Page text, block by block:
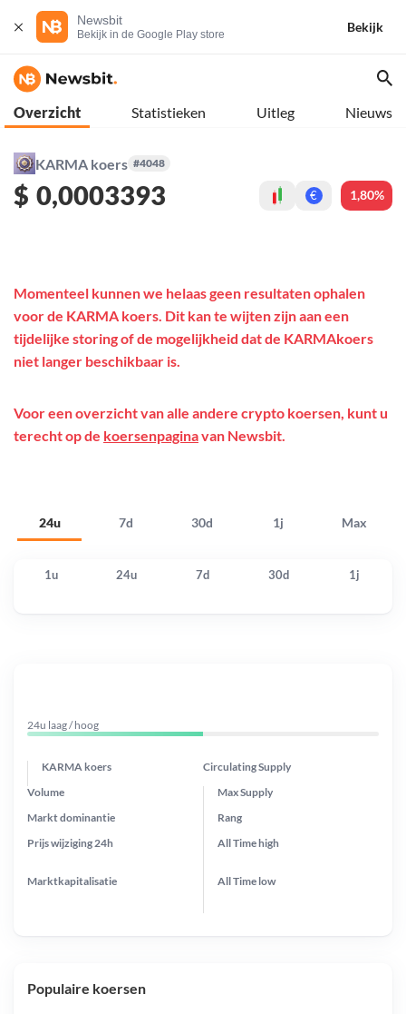
Newsbit
Bekijk in de Google Play store
Bekijk
Overzicht Statistieken Uitleg Nieuws
KARMA koers #4048
$ 0,0003393 € 1,80%
24u 7d 30d 1j Max
Momenteel kunnen we helaas geen resultaten ophalen
voor de KARMA koers. Dit kan te wijten zijn aan een
tijdelijke storing of de mogelijkheid dat de KARMAkoers
niet langer beschikbaar is.
Voor een overzicht van alle andere crypto koersen, kunt u
terecht op de koersenpaginavan Newsbit.
1u 24u 7d 30d 1j
24u laag / hoog
KARMA koers Circulating Supply
Prijs wijziging 24h
Max Supply
Markt dominantie
Marktkapitalisatie
Volume
Rang
All Timehigh
All Time low
Populaire koersen